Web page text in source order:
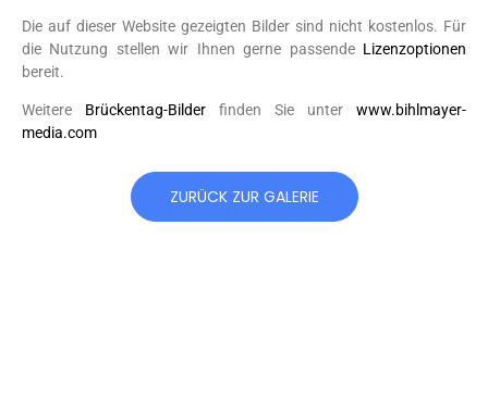
Die auf dieser Website gezeigten Bilder sind nicht kostenlos. Für
die Nutzung stellen wir Ihnen gerne passende Lizenzoptionen
bereit.
Weitere Brückentag-Bilder finden Sie unter www.bihlmayer-
media.com
ZURÜCK ZUR GALERIE